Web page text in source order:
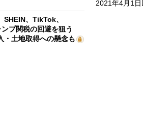
、TikTok、
プ関税の回避を狙う
・土地取得への懸念も
2021年4月1